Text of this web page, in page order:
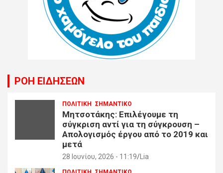
ΡΟΗ ΕΙΔΗΣΕΩΝ
ΠΟΛΙΤΙΚΗ ΣΗΜΑΝΤΙΚΟ
Μητσοτάκης: Επιλέγουμε τη
σύγκριση αντί για τη σύγκρουση –
Απολογισμός έργου από το 2019 και
μετά
28 Ιουνίου, 2026 - 11:19 Lia